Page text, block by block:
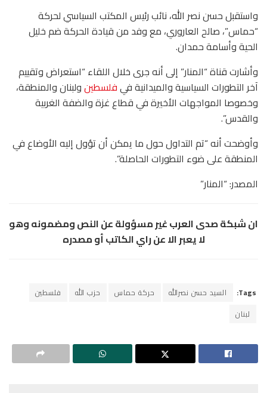
واستقبل حسن نصر الله، نائب رئيس المكتب السياسي لحركة
“حماس”، صالح العاروري، مع وفد من قيادة الحركة ضم خليل
الحية وأسامة حمدان.
وأشارت قناة “المنار” إلى أنه جرى خلال اللقاء “استعراض وتقييم
آخر التطورات السياسية والميدانية فيفلسطينولبنان والمنطقة،
وخصوصا المواجهات الأخيرة في قطاع غزة والضفة الغربية
والقدس”.
وأوضحت أنه “تم التداول حول ما يمكن أن تؤول إليه الأوضاع في
المنطقة على ضوء التطورات الحاصلة”.
المصدر: “المنار”
ان شبكة صدى العرب غير مسؤولة عن النص ومضمونه وهو
لا يعبر الا عن راي الكاتب أو مصدره
Tags: السيد حسن نصرالله حركة حماس حزب الله
فلسطين
لبنان